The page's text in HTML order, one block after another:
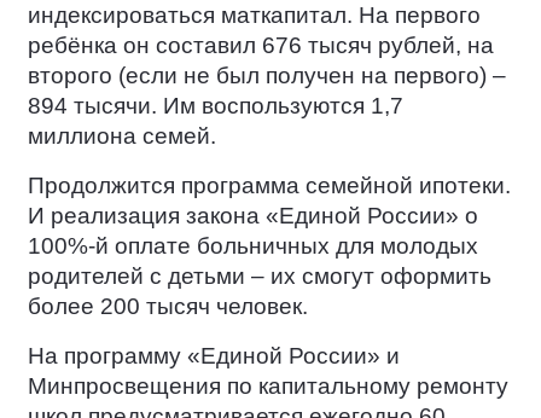
индексироваться маткапитал. На первого
ребёнка он составил 676 тысяч рублей, на
второго (если не был получен на первого) –
894 тысячи. Им воспользуются 1,7
миллиона семей.
Продолжится программа семейной ипотеки.
И реализация закона «Единой России» о
100%-й оплате больничных для молодых
родителей с детьми – их смогут оформить
более 200 тысяч человек.
На программу «Единой России» и
Минпросвещения по капитальному ремонту